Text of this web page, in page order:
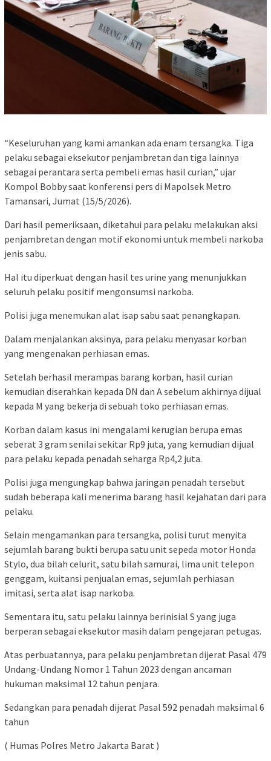
“Keseluruhan yang kami amankan ada enam tersangka. Tiga
pelaku sebagai eksekutor penjambretan dan tiga lainnya
sebagai perantara serta pembeli emas hasil curian,” ujar
Kompol Bobby saat konferensi pers di Mapolsek Metro
Tamansari, Jumat (15/5/2026).
Dari hasil pemeriksaan, diketahui para pelaku melakukan aksi
penjambretan dengan motif ekonomi untuk membeli narkoba
jenis sabu.
Hal itu diperkuat dengan hasil tes urine yang menunjukkan
seluruh pelaku positif mengonsumsi narkoba.
Polisi juga menemukan alat isap sabu saat penangkapan.
Dalam menjalankan aksinya, para pelaku menyasar korban
yang mengenakan perhiasan emas.
Setelah berhasil merampas barang korban, hasil curian
kemudian diserahkan kepada DN dan A sebelum akhirnya dijual
kepada M yang bekerja di sebuah toko perhiasan emas.
Korban dalam kasus ini mengalami kerugian berupa emas
seberat 3 gram senilai sekitar Rp9 juta, yang kemudian dijual
para pelaku kepada penadah seharga Rp4,2 juta.
Polisi juga mengungkap bahwa jaringan penadah tersebut
sudah beberapa kali menerima barang hasil kejahatan dari para
pelaku.
Selain mengamankan para tersangka, polisi turut menyita
sejumlah barang bukti berupa satu unit sepeda motor Honda
Stylo, dua bilah celurit, satu bilah samurai, lima unit telepon
genggam, kuitansi penjualan emas, sejumlah perhiasan
imitasi, serta alat isap narkoba.
Sementara itu, satu pelaku lainnya berinisial S yang juga
berperan sebagai eksekutor masih dalam pengejaran petugas.
Atas perbuatannya, para pelaku penjambretan dijerat Pasal 479
Undang-Undang Nomor 1 Tahun 2023 dengan ancaman
hukuman maksimal 12 tahun penjara.
Sedangkan para penadah dijerat Pasal 592 penadah maksimal 6
tahun
( Humas Polres Metro Jakarta Barat )